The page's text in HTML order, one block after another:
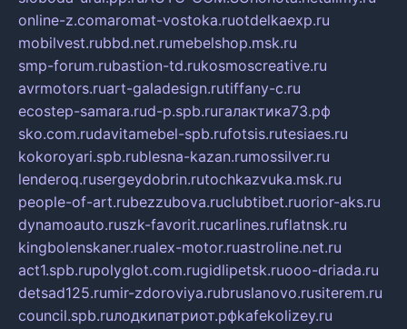
online-z.comaromat-vostoka.ruotdelkaexp.ru
mobilvest.rubbd.net.rumebelshop.msk.ru
smp-forum.rubastion-td.rukosmoscreative.ru
avrmotors.ruart-galadesign.rutiffany-c.ru
ecostep-samara.rud-p.spb.ruгалактика73.рф
sko.com.rudavitamebel-spb.rufotsis.rutesiaes.ru
kokoroyari.spb.rublesna-kazan.rumossilver.ru
lenderoq.rusergeydobrin.rutochkazvuka.msk.ru
people-of-art.rubezzubova.ruclubtibet.ruorior-aks.ru
dynamoauto.ruszk-favorit.rucarlines.ruflatnsk.ru
kingbolenskaner.rualex-motor.ruastroline.net.ru
act1.spb.rupolyglot.com.rugidlipetsk.ruooo-driada.ru
detsad125.rumir-zdoroviya.rubruslanovo.rusiterem.ru
council.spb.ruлодкипатриот.рфkafekolizey.ru